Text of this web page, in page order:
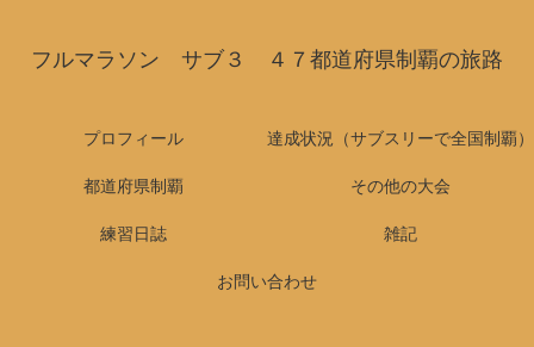
フルマラソン サブ３ ４７都道府県制覇の旅路
プロフィール 達成状況（サブスリーで全国制覇）
都道府県制覇 その他の大会
練習日誌 雑記
お問い合わせ